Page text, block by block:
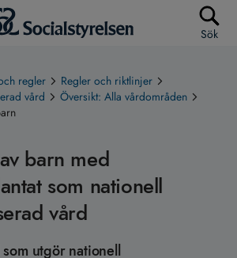
Sök
regler
Regler och riktlinjer
vård
Översikt: Alla vårdområden
barn med
som nationell
vård
utgör nationell